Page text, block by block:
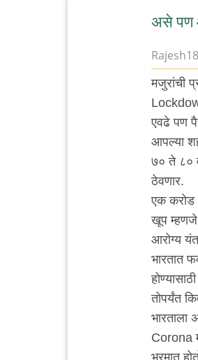
असे पण
मजुरांची
एवढे पण
आपल्या
७० ते ८०
ठेवणार.
एक करोड
खूप
आरोग्य
भारतात
तोपर्यंत
Corona